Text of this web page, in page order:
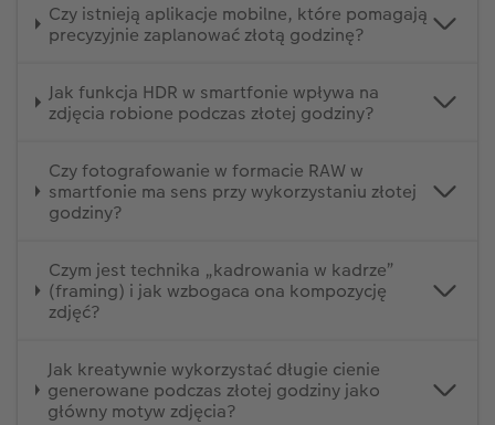
Czy istnieją aplikacje mobilne, które pomagają
precyzyjnie zaplanować złotą godzinę?
Jak funkcja HDR w smartfonie wpływa na
zdjęcia robione podczas złotej godziny?
Czy fotografowanie w formacie RAW w
smartfonie ma sens przy wykorzystaniu złotej
godziny?
Czym jest technika „kadrowania w kadrze”
(framing) i jak wzbogaca ona kompozycję
zdjęć?
Jak kreatywnie wykorzystać długie cienie
generowane podczas złotej godziny jako
główny motyw zdjęcia?